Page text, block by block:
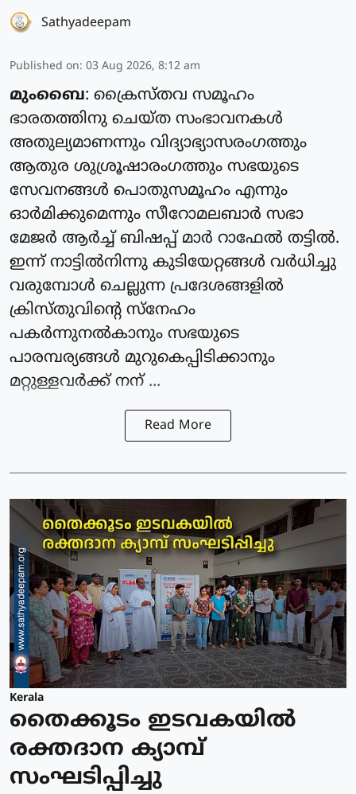
Sathyadeepam
Published on: 03 Aug 2026, 8:12 am
മുംബൈ: ക്രൈസ്‌തവ സമൂഹം
ഭാരതത്തിനു ചെയ്‌ത സംഭാവനകൾ
അതുല്യമാണന്നും വിദ്യാഭ്യാസരംഗത്തും
ആതുര ശുശ്രൂഷാരംഗത്തും സഭയുടെ
സേവനങ്ങൾ പൊതുസമൂഹം എന്നും
ഓർമിക്കുമെന്നും സീറോമലബാർ സഭാ
മേജർ ആർച്ച് ബിഷപ്പ് മാർ റാഫേൽ തട്ടിൽ.
ഇന്ന് നാട്ടിൽനിന്നു കുടിയേറ്റങ്ങൾ വർധിച്ചു
വരുമ്പോൾ ചെല്ലുന്ന പ്രദേശങ്ങളിൽ
ക്രിസ്തു‌വിൻ്റെ സ്നേഹം
പകർന്നുനൽകാനും സഭയുടെ
പാരമ്പര്യങ്ങൾ മുറുകെപ്പിടിക്കാനും
മറ്റുള്ളവർക്ക് നന് ...
Read More
Kerala
തൈക്കൂടം ഇടവകയിൽ
രക്തദാന ക്യാമ്പ്
സംഘടിപ്പിച്ചു